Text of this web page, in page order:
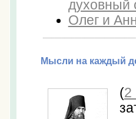
духовный
Олег и
Мысли на каждый
(2